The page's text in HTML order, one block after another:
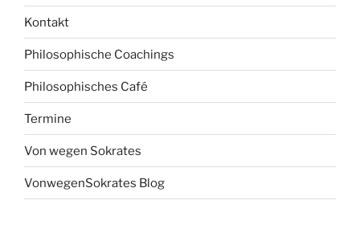
Kontakt
Philosophische Coachings
Philosophisches Café
Termine
Von wegen Sokrates
VonwegenSokrates Blog